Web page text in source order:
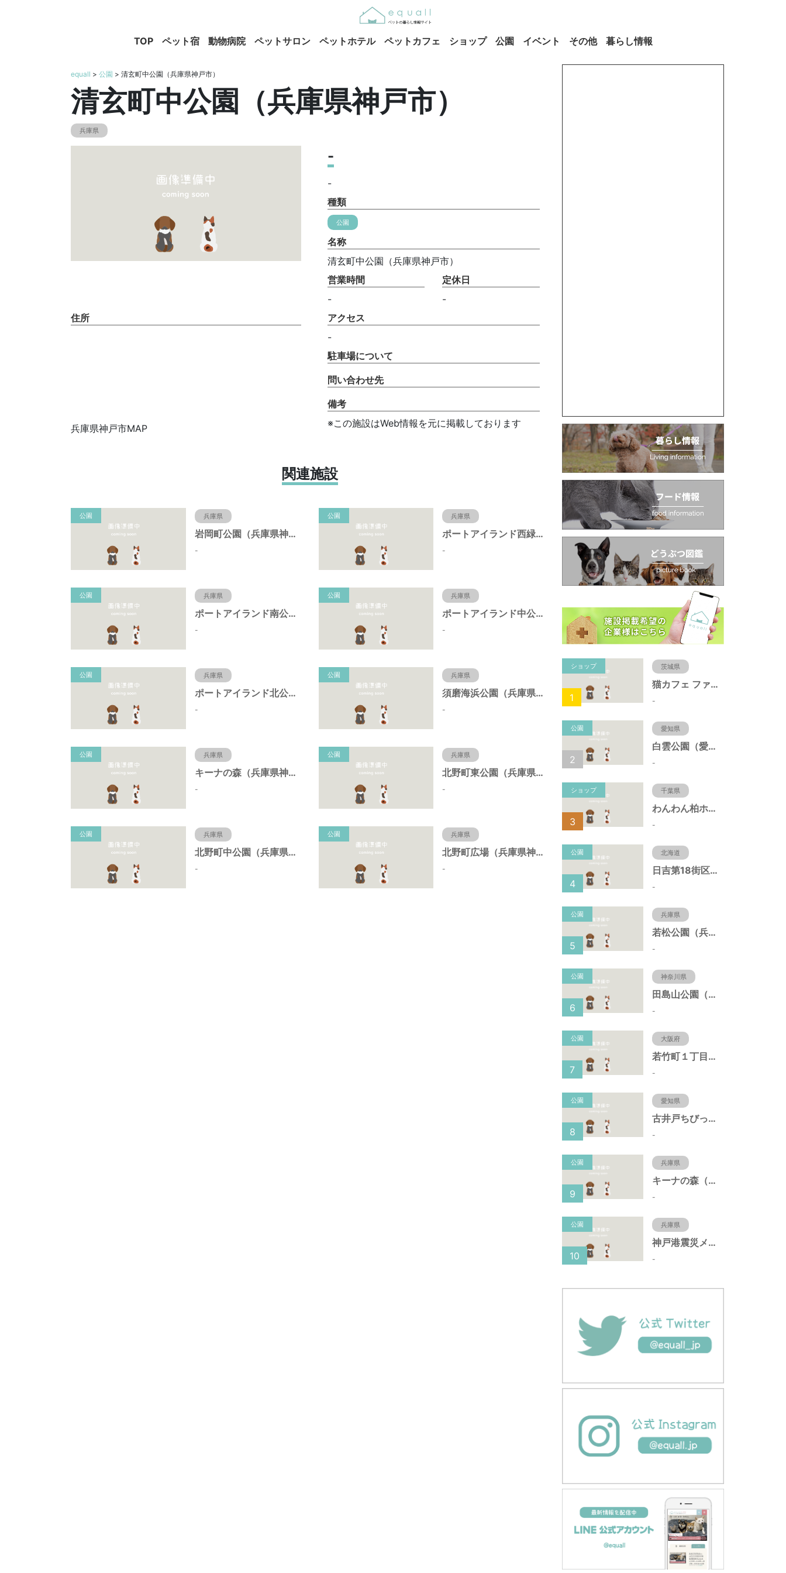
TOP ペット宿 動物病院 ペットサロン ペットホテル ペットカフェ ショップ 公園 イベント その他 暮らし情報
equall > 公園 > 清玄町中公園（兵庫県神戸市）
清玄町中公園（兵庫県神戸市）
兵庫県
-
-
種類
公園
名称
清玄町中公園（兵庫県神戸市）
営業時間
-
定休日
-
住所
兵庫県神戸市MAP
アクセス
-
駐車場について
問い合わせ先
備考
※この施設はWeb情報を元に掲載しております
関連施設
公園 兵庫県
岩岡町公園（兵庫県神戸市）
-
公園 兵庫県
ポートアイランド西緑地（兵庫県神戸市）
-
公園 兵庫県
ポートアイランド南公園（兵庫県神戸市）
-
公園 兵庫県
ポートアイランド中公園（兵庫県神戸市）
-
公園 兵庫県
ポートアイランド北公園（兵庫県神戸市）
-
公園 兵庫県
須磨海浜公園（兵庫県神戸市）
-
公園 兵庫県
キーナの森（兵庫県神戸市）
-
公園 兵庫県
北野町東公園（兵庫県神戸市）
-
公園 兵庫県
北野町中公園（兵庫県神戸市）
-
公園 兵庫県
北野町広場（兵庫県神戸市）
-
ショップ 茨城県
猫カフェ ファミリーズ
-
1
公園 愛知県
白雲公園（愛知県名古屋市）
-
2
ショップ 千葉県
わんわん柏ホームビレッジ（老犬ホーム・老犬ホテル）
-
3
公園 北海道
日吉第18街区公園（北海道函館市）
-
4
公園 兵庫県
若松公園（兵庫県神戸市）
-
5
公園 神奈川県
田島山公園（神奈川県藤沢市）
-
6
公園 大阪府
若竹町１丁目第３公園（大阪府豊中市）
-
7
公園 愛知県
古井戸ちびっ子広場（愛知県大府市）
-
8
公園 兵庫県
キーナの森（兵庫県神戸市）
-
9
公園 兵庫県
神戸港震災メモリアルパーク（兵庫県神戸市）
-
10